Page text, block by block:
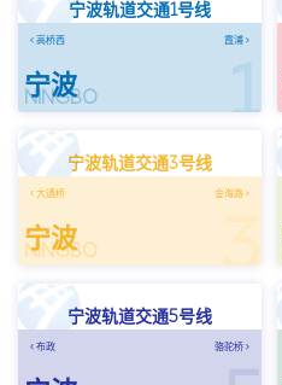
1
宁波轨道交通1号线
霞浦
高桥西
NINGBO
宁波
3
宁波轨道交通3号线
金海路
大通桥
NINGBO
宁波
宁波轨道交通5号线
骆驼桥
布政